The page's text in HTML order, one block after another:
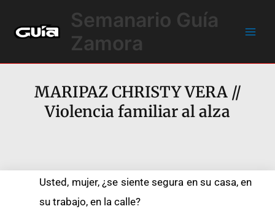
contenido
Semanario Guía
Zamora
MARIPAZ CHRISTY VERA //
Violencia familiar al alza
Usted, mujer, ¿se siente segura en su casa, en
su trabajo, en la calle?